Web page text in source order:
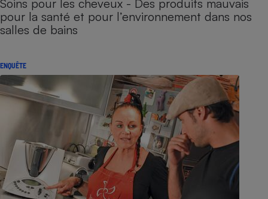
Soins pour les cheveux - Des produits mauvais
pour la santé et pour l’environnement dans nos
salles de bains
ENQUÊTE